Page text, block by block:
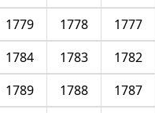
1777
1778
1779
1782
1783
1784
1787
1788
1789